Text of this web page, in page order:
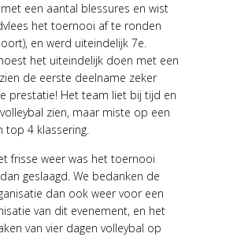
een aantal blessures en wist
het toernooi af te ronden
en werd uiteindelijk 7e.
het uiteindelijk doen met een
de eerste deelname zeker
prestatie! Het team liet bij tijd en
zien, maar miste op een
top 4 klassering.
frisse weer was het toernooi
geslaagd. We bedanken de
dan ook weer voor een
van dit evenement, en het
van vier dagen volleybal op